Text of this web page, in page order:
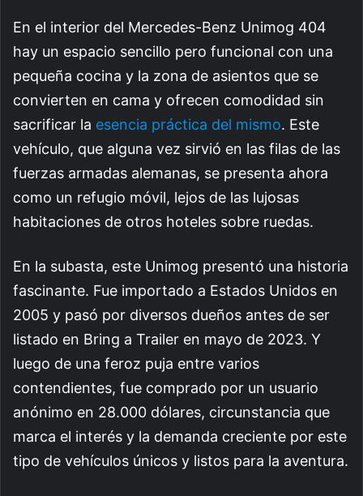
En el interior del Mercedes-Benz Unimog 404
hay un espacio sencillo pero funcional con una
pequeña cocina y la zona de asientos que se
convierten en cama y ofrecen comodidad sin
sacrificar la esencia práctica del mismo. Este
vehículo, que alguna vez sirvió en las filas de las
fuerzas armadas alemanas, se presenta ahora
como un refugio móvil, lejos de las lujosas
habitaciones de otros hoteles sobre ruedas.
En la subasta, este Unimog presentó una historia
fascinante. Fue importado a Estados Unidos en
2005 y pasó por diversos dueños antes de ser
listado en Bring a Trailer en mayo de 2023. Y
luego de una feroz puja entre varios
contendientes, fue comprado por un usuario
anónimo en 28.000 dólares, circunstancia que
marca el interés y la demanda creciente por este
tipo de vehículos únicos y listos para la aventura.